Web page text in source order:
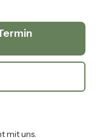
mit uns.